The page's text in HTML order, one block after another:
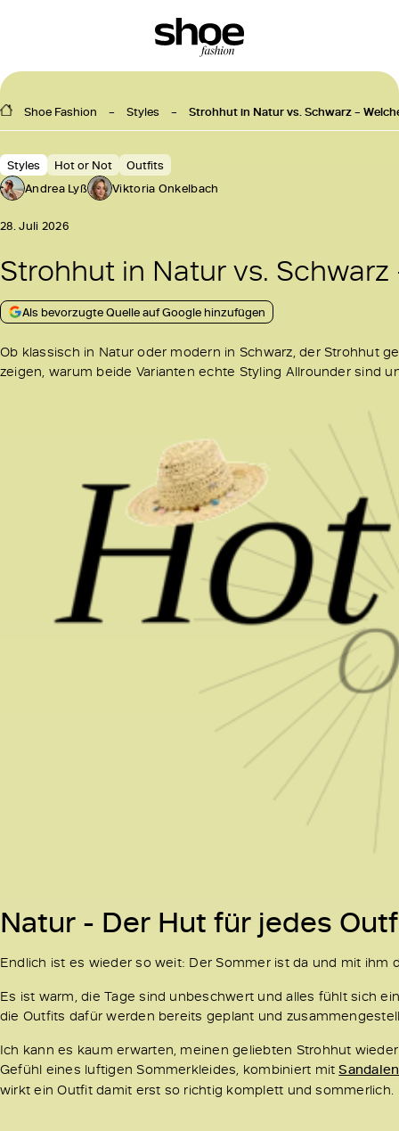
Shoe Fashion Styles Strohhut in Natur vs. Schwarz –
Styles Hot or Not
Outfits
Andrea Lyß
Viktoria Onkelbach
28. Juli 2026
Strohhut in Natur vs. Schwarz
Als bevorzugte Quelle auf Google hinzufügen
Ob klassisch in Natur oder modern in Schwarz, der Strohhut
zeigen, warum beide Varianten echte Styling Allrounder sind
Natur - Der Hut für jedes
Endlich ist es wieder so weit: Der Sommer ist da und mit ihm
Es ist warm, die Tage sind unbeschwert und alles fühlt sich
die Outfits dafür werden bereits geplant und
Ich kann es kaum erwarten, meinen geliebten Strohhut
Gefühl eines luftigen Sommerkleides, kombiniert mitSandalen
wirkt ein Outfit damit erst so richtig komplett und sommerlich.